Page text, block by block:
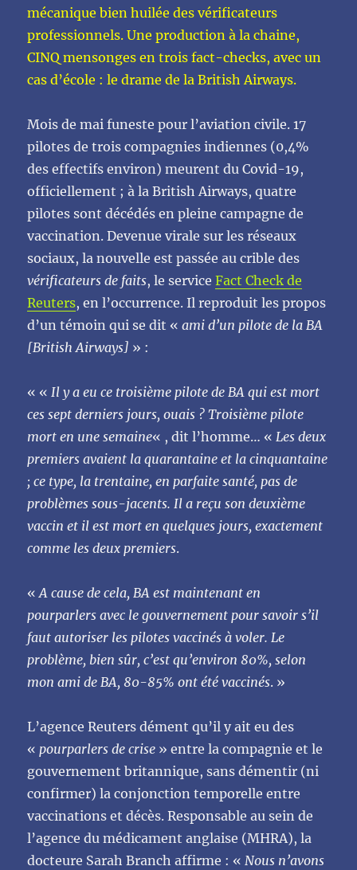
mécanique bien huilée des vérificateurs
professionnels. Une production à la chaine,
CINQ mensonges en trois fact-checks, avec un
cas d’école : le drame de la British Airways.
Mois de mai funeste pour l’aviation civile. 17
pilotes de trois compagnies indiennes (0,4%
des effectifs environ) meurent du Covid-19,
officiellement ; à la British Airways, quatre
pilotes sont décédés en pleine campagne de
vaccination. Devenue virale sur les réseaux
sociaux, la nouvelle est passée au crible des
vérificateurs de faits, le serviceFact Check de
Reuters, en l’occurrence. Il reproduit les propos
d’un témoin qui se dit «ami d’un pilote de la BA
[British Airways] » :
« «Il y a eu ce troisième pilote de BA qui est mort
ces sept derniers jours, ouais ? Troisième pilote
mort en une semaine« , dit l’homme… «Les deux
premiers avaient la quarantaine et la cinquantaine
; ce type, la trentaine, en parfaite santé, pas de
problèmes sous-jacents. Il a reçu son deuxième
vaccin et il est mort en quelques jours, exactement
comme les deux premiers.
«A cause de cela, BA est maintenant en
pourparlers avec le gouvernement pour savoir s’il
faut autoriser les pilotes vaccinés à voler. Le
problème, bien sûr, c’est qu’environ 80%, selon
mon ami de BA, 80-85% ont été vaccinés. »
L’agence Reuters dément qu’il y ait eu des
«pourparlers de crise » entre la compagnie et le
gouvernement britannique, sans démentir (ni
confirmer) la conjonction temporelle entre
vaccinations et décès. Responsable au sein de
l’agence du médicament anglaise (MHRA), la
docteure Sarah Branch affirme : «Nous n’avons